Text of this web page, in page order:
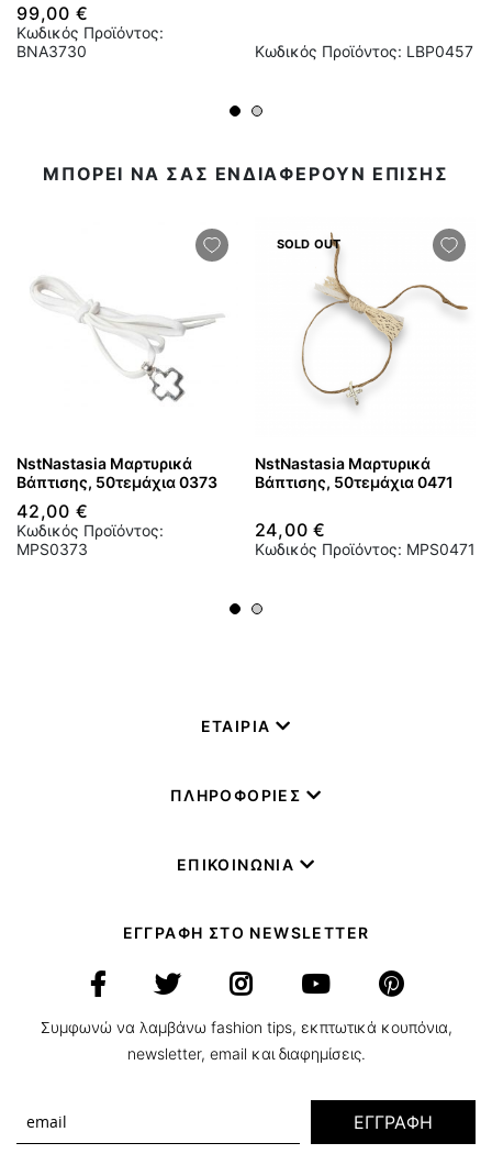
99,00 €
Κωδικός Προϊόντος:
BNA3730
Κωδικός Προϊόντος: LBP0457
ΜΠΟΡΕΙ ΝΑ ΣΑΣ ΕΝΔΙΑΦΕΡΟΥΝ ΕΠΙΣΗΣ
NstNastasia Μαρτυρικά
Βάπτισης, 50τεμάχια 0373
42,00 €
Κωδικός Προϊόντος:
MPS0373
SOLD OUT
NstNastasia Μαρτυρικά
Βάπτισης, 50τεμάχια 0471
24,00 €
Κωδικός Προϊόντος: MPS0471
ΕΤΑΙΡΙΑ
ΠΛΗΡΟΦΟΡΙΕΣ
ΕΠΙΚΟΙΝΩΝΙΑ
ΕΓΓΡΑΦΗ ΣΤΟ NEWSLETTER
Συμφωνώ να λαμβάνω fashion tips, εκπτωτικά κουπόνια,
newsletter, email και διαφημίσεις.
ΕΓΓΡΑΦΗ